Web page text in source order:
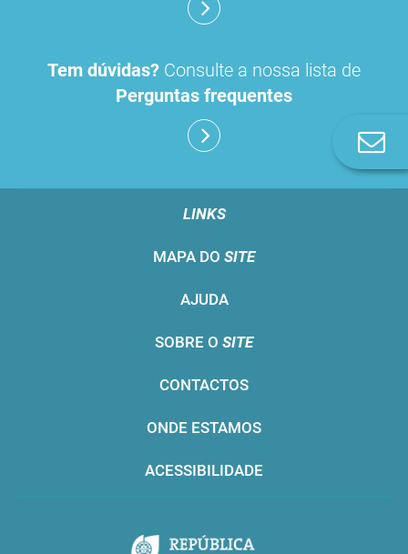
Tem dúvidas? Consulte a nossa lista de
Perguntas frequentes
LINKS
MAPA DO SITE
AJUDA
SOBRE O SITE
CONTACTOS
ONDE ESTAMOS
ACESSIBILIDADE